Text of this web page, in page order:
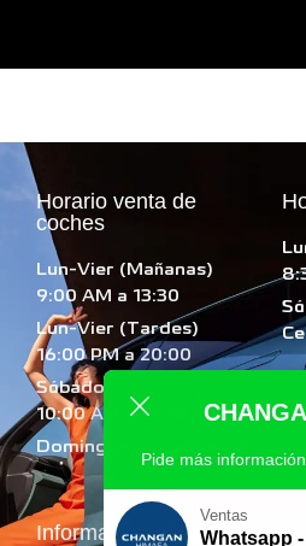
Horario venta de
coches
Lun-Vier (Mañanas)
9:00 AM a 13:30
Lun-Vier (Tardes)
16:00 PM a 20:00
Sábados
10:00 AM a 13:30
Domingos cerrados.
Información al usuario
Pide más
Ventas
Whatsapp